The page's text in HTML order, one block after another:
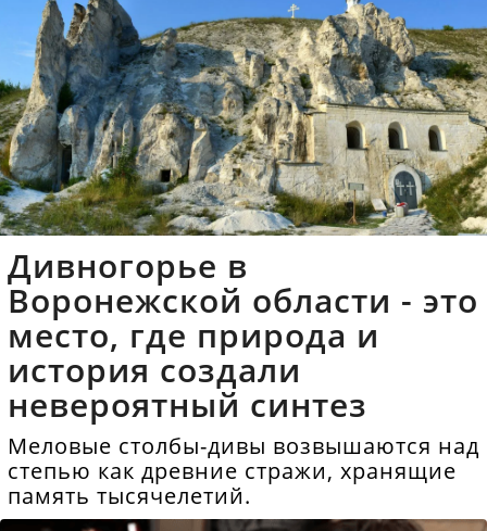
Дивногорье в
Воронежской области - это
место, где природа и
история создали
невероятный синтез
Меловые столбы-дивы возвышаются над
степью как древние стражи, хранящие
память тысячелетий.